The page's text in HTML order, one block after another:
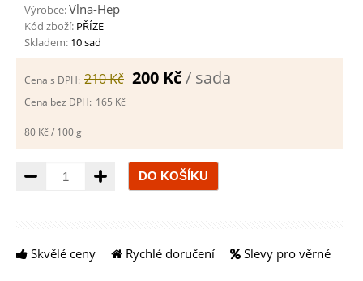
Výrobce:Vlna-Hep
Kód zboží: PŘÍZE
Skladem: 10 sad
Cena s DPH: 210 Kč 200 Kč/ sada
Cena bez DPH: 165 Kč
80 Kč / 100 g
Množství
Skvělé ceny Rychlé doručení Slevy pro věrné